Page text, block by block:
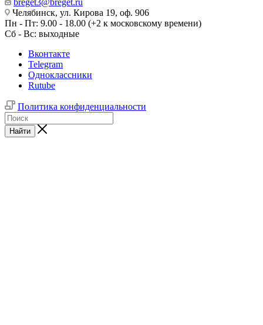
breget3@breget.ru
Челябинск, ул. Кирова 19, оф. 906
Пн - Пт: 9.00 - 18.00 (+2 к московскому времени)
Сб - Вс: выходные
Вконтакте
Telegram
Одноклассники
Rutube
Политика конфиденциальности
Найти